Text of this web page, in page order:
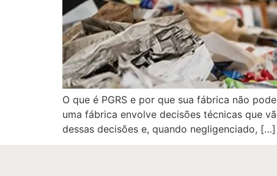
O que é PGRS e por que sua fábrica não
uma fábrica envolve decisões técnicas que
dessas decisões e, quando negligenciado, […]